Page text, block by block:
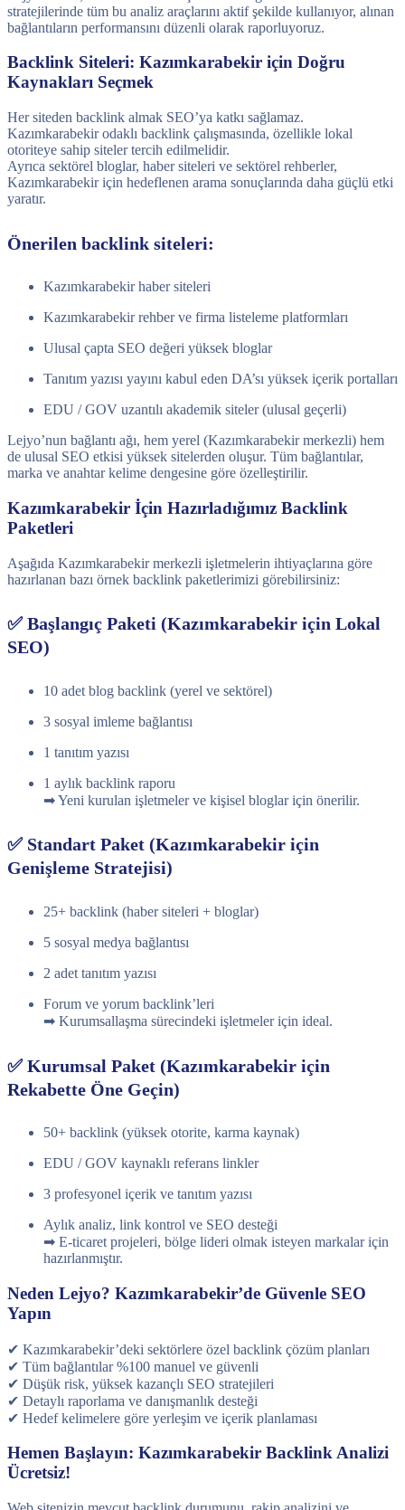
stratejilerinde tüm bu analiz araçlarını aktif şekilde kullanıyor, alınan
bağlantıların performansını düzenli olarak raporluyoruz.
Backlink Siteleri: Kazımkarabekir için Doğru
Kaynakları Seçmek
Her siteden backlink almak SEO’ya katkı sağlamaz.
Kazımkarabekir odaklı backlink çalışmasında, özellikle lokal
otoriteye sahip siteler tercih edilmelidir.
Ayrıca sektörel bloglar, haber siteleri ve sektörel rehberler,
Kazımkarabekir için hedeflenen arama sonuçlarında daha güçlü etki
yaratır.
Önerilen backlink siteleri:
Kazımkarabekir haber siteleri
Kazımkarabekir rehber ve firma listeleme platformları
Ulusal çapta SEO değeri yüksek bloglar
Tanıtım yazısı yayını kabul eden DA’sı yüksek içerik portalları
EDU / GOV uzantılı akademik siteler (ulusal geçerli)
Lejyo’nun bağlantı ağı, hem yerel (Kazımkarabekir merkezli) hem
de ulusal SEO etkisi yüksek sitelerden oluşur. Tüm bağlantılar,
marka ve anahtar kelime dengesine göre özelleştirilir.
Kazımkarabekir İçin Hazırladığımız Backlink
Paketleri
Aşağıda Kazımkarabekir merkezli işletmelerin ihtiyaçlarına göre
hazırlanan bazı örnek backlink paketlerimizi görebilirsiniz:
✅ Başlangıç Paketi (Kazımkarabekir için Lokal
SEO)
10 adet blog backlink (yerel ve sektörel)
3 sosyal imleme bağlantısı
1 tanıtım yazısı
1 aylık backlink raporu
➡ Yeni kurulan işletmeler ve kişisel bloglar için önerilir.
✅ Standart Paket (Kazımkarabekir için
Genişleme Stratejisi)
25+ backlink (haber siteleri + bloglar)
5 sosyal medya bağlantısı
2 adet tanıtım yazısı
Forum ve yorum backlink’leri
➡ Kurumsallaşma sürecindeki işletmeler için ideal.
✅ Kurumsal Paket (Kazımkarabekir için
Rekabette Öne Geçin)
50+ backlink (yüksek otorite, karma kaynak)
EDU / GOV kaynaklı referans linkler
3 profesyonel içerik ve tanıtım yazısı
Aylık analiz, link kontrol ve SEO desteği
➡ E-ticaret projeleri, bölge lideri olmak isteyen markalar için
hazırlanmıştır.
Neden Lejyo? Kazımkarabekir’de Güvenle SEO
Yapın
✔ Kazımkarabekir’deki sektörlere özel backlink çözüm planları
✔ Tüm bağlantılar %100 manuel ve güvenli
✔ Düşük risk, yüksek kazançlı SEO stratejileri
✔ Detaylı raporlama ve danışmanlık desteği
✔ Hedef kelimelere göre yerleşim ve içerik planlaması
Hemen Başlayın: Kazımkarabekir Backlink Analizi
Ücretsiz!